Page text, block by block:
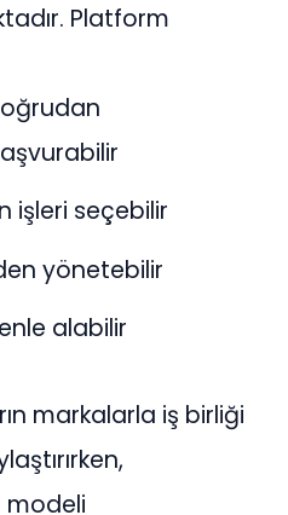
Platform
işleri seçebilir
yönetebilir
alabilir
markalarla iş birliği
modeli